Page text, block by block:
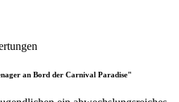
an Bord der Carnival Paradise"